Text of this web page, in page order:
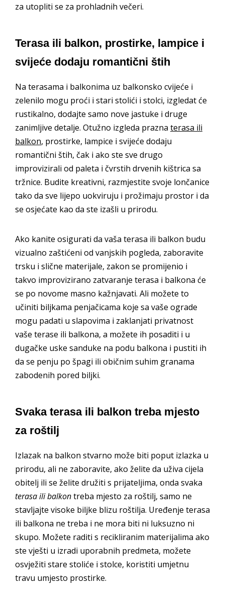
za utopliti se za prohladnih večeri.
Terasa ili balkon, prostirke, lampice i
svijeće dodaju romantični štih
Na terasama i balkonima uz balkonsko cvijeće i
zelenilo mogu proći i stari stolići i stolci, izgledat će
rustikalno, dodajte samo nove jastuke i druge
zanimljive detalje. Otužno izgleda prazna terasa ili
balkon, prostirke, lampice i svijeće dodaju
romantični štih, čak i ako ste sve drugo
improvizirali od paleta i čvrstih drvenih kištrica sa
tržnice. Budite kreativni, razmjestite svoje lončanice
tako da sve lijepo uokviruju i prožimaju prostor i da
se osjećate kao da ste izašli u prirodu.
Ako kanite osigurati da vaša terasa ili balkon budu
vizualno zaštićeni od vanjskih pogleda, zaboravite
trsku i slične materijale, zakon se promijenio i
takvo improvizirano zatvaranje terasa i balkona će
se po novome masno kažnjavati. Ali možete to
učiniti biljkama penjačicama koje sa vaše ograde
mogu padati u slapovima i zaklanjati privatnost
vaše terase ili balkona, a možete ih posaditi i u
dugačke uske sanduke na podu balkona i pustiti ih
da se penju po špagi ili običnim suhim granama
zabodenih pored biljki.
Svaka terasa ili balkon treba mjesto
za roštilj
Izlazak na balkon stvarno može biti poput izlazka u
prirodu, ali ne zaboravite, ako želite da uživa cijela
obitelj ili se želite družiti s prijateljima, onda svaka
terasa ili balkontreba mjesto za roštilj, samo ne
stavljajte visoke biljke blizu roštilja. Uređenje terasa
ili balkona ne treba i ne mora biti ni luksuzno ni
skupo. Možete raditi s recikliranim materijalima ako
ste vješti u izradi uporabnih predmeta, možete
osvježiti stare stoliće i stolce, koristiti umjetnu
travu umjesto prostirke.